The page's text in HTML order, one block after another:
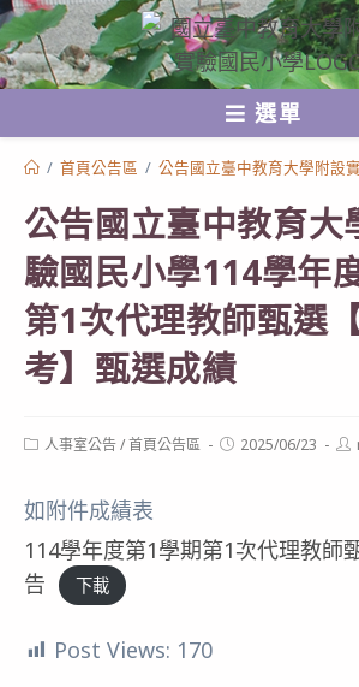
跳
轉
至
選單
/ 首頁公告區 / 公告國立臺中教育大學附設
公告國立臺中教育大
驗國民小學114學年
第1次代理教師甄選
考】甄選成績
Post人事室公告/首頁公告區
Post2025/06/23
如附件成績表
114學年度第1學期第1次代理教師
告
下載
Post Views: 170